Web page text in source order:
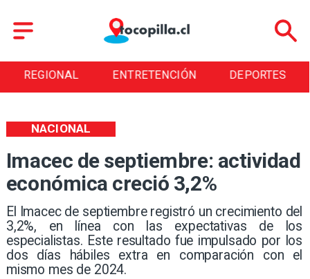
REGIONAL ENTRETENCIÓN DEPORTES
Imacec de septiembre: actividad
económica creció 3,2%
El Imacec de septiembre registró un crecimiento del
3,2%, en línea con las expectativas de los
especialistas. Este resultado fue impulsado por los
dos días hábiles extra en comparación con el
mismo mes de 2024.
NACIONAL